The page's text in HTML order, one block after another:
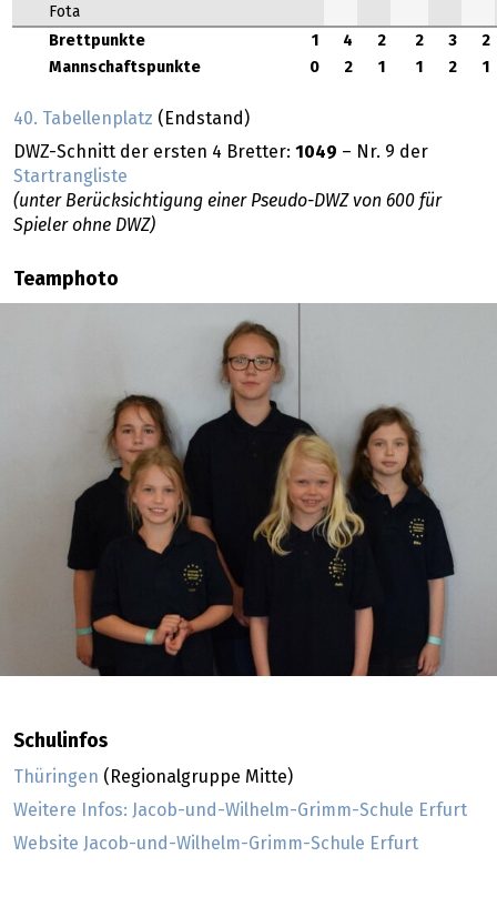
Brettpunkte 1 4 2 2 3
2
Mannschaftspunkte
0 2 1 1 2 1
Fota
40. Tabellenplatz (Endstand)
DWZ-Schnitt der ersten 4 Bretter: 1049 – Nr. 9 der
Startrangliste
(unter Berücksichtigung einer Pseudo-DWZ von 600 für
Spieler ohne DWZ)
Teamphoto
Schulinfos
Thüringen (Regionalgruppe Mitte)
Weitere Infos: Jacob-und-Wilhelm-Grimm-Schule Erfurt
Website Jacob-und-Wilhelm-Grimm-Schule Erfurt